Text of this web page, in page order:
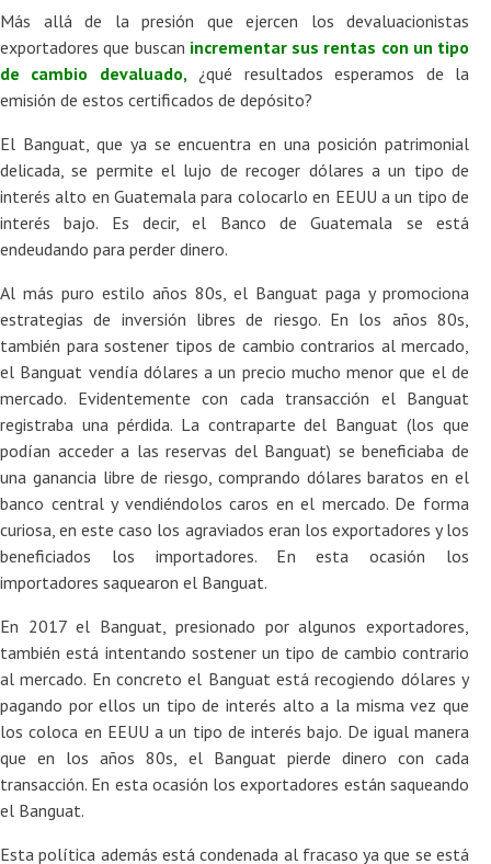
Más allá de la presión que ejercen los devaluacionistas
exportadores que buscan incrementar sus rentas con un tipo
de cambio devaluado, ¿qué resultados esperamos de la
emisión de estos certificados de depósito?
El Banguat, que ya se encuentra en una posición patrimonial
delicada, se permite el lujo de recoger dólares a un tipo de
interés alto en Guatemala para colocarlo en EEUU a un tipo de
interés bajo. Es decir, el Banco de Guatemala se está
endeudando para perder dinero.
Al más puro estilo años 80s, el Banguat paga y promociona
estrategias de inversión libres de riesgo. En los años 80s,
también para sostener tipos de cambio contrarios al mercado,
el Banguat vendía dólares a un precio mucho menor que el de
mercado. Evidentemente con cada transacción el Banguat
registraba una pérdida. La contraparte del Banguat (los que
podían acceder a las reservas del Banguat) se beneficiaba de
una ganancia libre de riesgo, comprando dólares baratos en el
banco central y vendiéndolos caros en el mercado. De forma
curiosa, en este caso los agraviados eran los exportadores y los
beneficiados los importadores. En esta ocasión los
importadores saquearon el Banguat.
En 2017 el Banguat, presionado por algunos exportadores,
también está intentando sostener un tipo de cambio contrario
al mercado. En concreto el Banguat está recogiendo dólares y
pagando por ellos un tipo de interés alto a la misma vez que
los coloca en EEUU a un tipo de interés bajo. De igual manera
que en los años 80s, el Banguat pierde dinero con cada
transacción. En esta ocasión los exportadores están saqueando
el Banguat.
Esta política además está condenada al fracaso ya que se está